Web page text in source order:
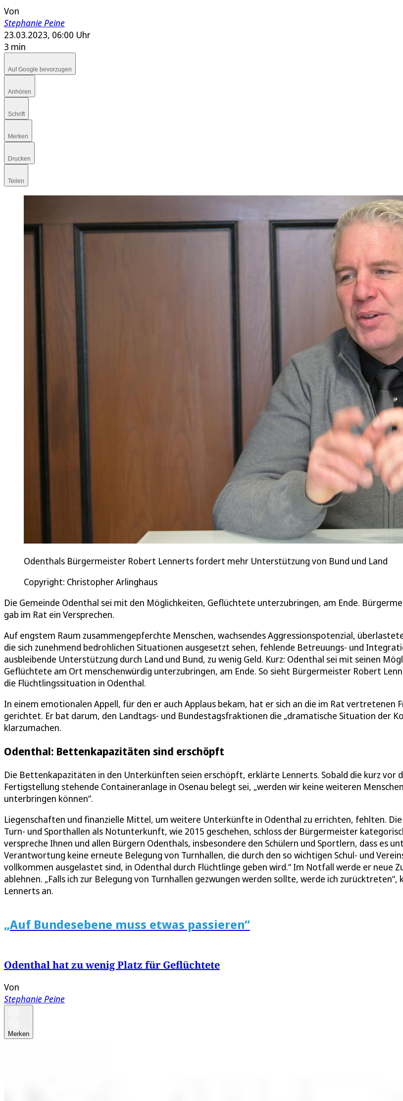
Von
Stephanie Peine
23.03.2023, 06:00 Uhr
3 min
Auf Google bevorzugen
Anhören
Schrift
Merken
Drucken
Teilen
Odenthals Bürgermeister Robert Lennerts fordert mehr Unterstützung von Bund und Land
Copyright: Christopher Arlinghaus
Die Gemeinde Odenthal sei mit den Möglichkeiten, Geflüchtete unterzubringen, am Ende.
gab im Rat ein Versprechen.
Auf engstem Raum zusammengepferchte Menschen, wachsendes Aggressionspotenzial,
die sich zunehmend bedrohlichen Situationen ausgesetzt sehen, fehlende Betreuungs- und
ausbleibende Unterstützung durch Land und Bund, zu wenig Geld. Kurz: Odenthal sei mit seinen
Geflüchtete am Ort menschenwürdig unterzubringen, am Ende. So sieht Bürgermeister Robert
die Flüchtlingssituation in Odenthal.
In einem emotionalen Appell, für den er auch Applaus bekam, hat er sich an die im Rat vertretenen
gerichtet. Er bat darum, den Landtags- und Bundestagsfraktionen die „dramatische Situation der
klarzumachen.
Odenthal: Bettenkapazitäten sind erschöpft
Die Bettenkapazitäten in den Unterkünften seien erschöpft, erklärte Lennerts. Sobald die kurz vor
Fertigstellung stehende Containeranlage in Osenau belegt sei, „werden wir keine weiteren
unterbringen können“.
Liegenschaften und finanzielle Mittel, um weitere Unterkünfte in Odenthal zu errichten, fehlten.
Turn- und Sporthallen als Notunterkunft, wie 2015 geschehen, schloss der Bürgermeister
verspreche Ihnen und allen Bürgern Odenthals, insbesondere den Schülern und Sportlern, dass es
Verantwortung keine erneute Belegung von Turnhallen, die durch den so wichtigen Schul- und
vollkommen ausgelastet sind, in Odenthal durch Flüchtlinge geben wird.“ Im Notfall werde er neue
ablehnen. „Falls ich zur Belegung von Turnhallen gezwungen werden sollte, werde ich zurücktreten“,
Lennerts an.
„Auf Bundesebene muss etwas passieren“
Odenthal hat zu wenig Platz für Geflüchtete
Von
Stephanie Peine
Merken